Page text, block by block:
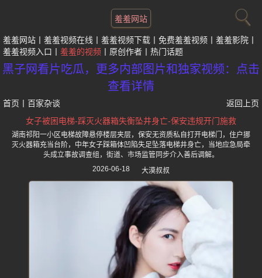
羞羞网站
羞羞网站 羞羞视频在线 羞羞视频下载 免费羞羞视频
羞羞影院
羞羞视频入口
羞羞的视频 原创作者 热门话题
黑子网看片吃瓜，更多内部图片和独家视频：点击
查看详情
首页 百家杂谈
返回上页
女子被困电梯-踩灭火器箱失衡坠井身亡-保安违规开门施救
湖南祁阳一小区电梯故障悬停楼层夹层，保安无资质私自打开电梯门，住户挪
灭火器箱充当台阶，中年女子踩箱体凹陷失足坠落电梯井身亡，当地应急局牵
头成立事故调查组，街道、市场监管同步介入善后调解。
2026-06-18
大漠叔叔